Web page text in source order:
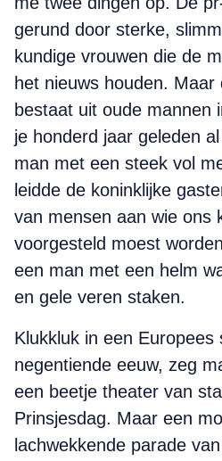
gerund door sterke,
kundige vrouwen die de
het nieuws houden.
bestaat uit oude mannen
je honderd jaar geleden
man met een steek vol
leidde de koninklijke
van mensen aan wie ons
voorgesteld moest
een man met een helm
en gele veren staken.
Klukkluk in een Europees
negentiende eeuw, zeg
een beetje theater van
Prinsjesdag. Maar een
lachwekkende parade